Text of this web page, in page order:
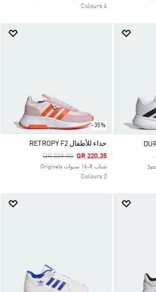
4 Colours
-35%
حذاء للأطفال RETROPY F2
Price Reduced From
QR 339.00ToQR 220.35
شباب 8-16 سنوات Originals
2 Colours